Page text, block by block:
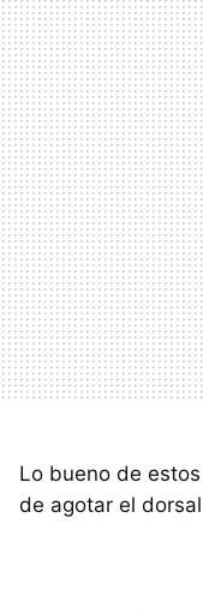
Lo bueno de
de agotar el